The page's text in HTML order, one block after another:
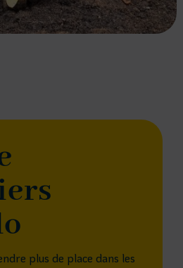
plus de place dans les